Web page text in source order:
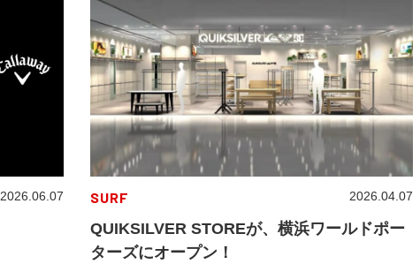
2026.06.07 SURF
QUIKSILVER STOREが、横浜ワールドポー
ターズにオープン！
2026.04.07